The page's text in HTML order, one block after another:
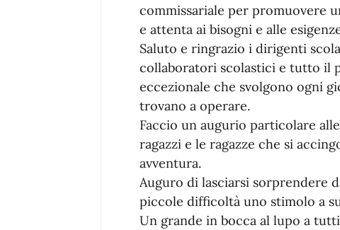
commissariale per promuovere
e attenta ai bisogni e alle
Saluto e ringrazio i dirigenti
collaboratori scolastici e tutto il
eccezionale che svolgono ogni
trovano a operare.
Faccio un augurio particolare
ragazzi e le ragazze che si
avventura.
Auguro di lasciarsi sorprendere
piccole difficoltà uno stimolo a
Un grande in bocca al lupo a